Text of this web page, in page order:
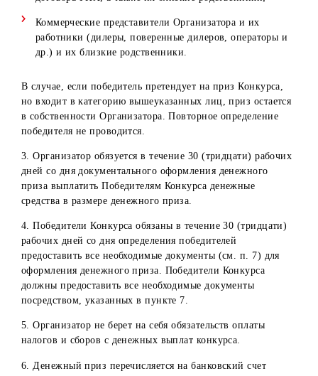
выявлению случайных (рандомных) победителей в
Instagram и др. Организатор не имеет никакого
к Lizaonair, Simpliers сервера и технические
Порядок, сроки, места и условия получения призов
1. На получение призов Конкурса может претендовать
только физическое лицо – Победитель Конкурса.
2. Не могут претендовать на получение призов
Физические лица, не достигшие к моменту участия в
розыгрыше 18 лет;
Физические лица, постоянно не проживающие на
территории Республики Узбекистан;
Физические лица – работники Организатора,
близкие родственники;
договора ГПХ, а также их близкие родственники;